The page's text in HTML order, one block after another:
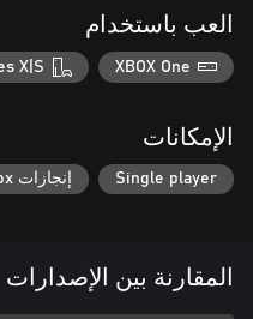
العب باستخدام
XBOX One
X|S
الإمكانات
Single player إنجازات Xbox
المقارنة بين الإصدارات